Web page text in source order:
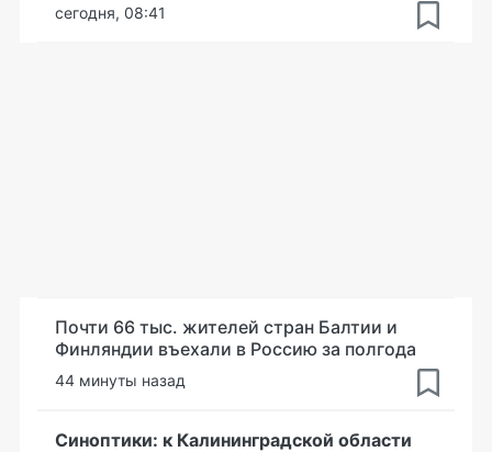
сегодня, 08:41
Почти 66 тыс. жителей стран Балтии и
Финляндии въехали в Россию за полгода
44 минуты назад
Синоптики: к Калининградской области